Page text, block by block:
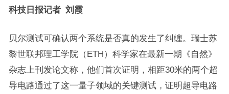
科技日报记者 刘霞
贝尔测试可确认两个系统是否真的发生了纠缠。瑞士苏
黎世联邦理工学院（ETH）科学家在最新一期《自然》
杂志上刊发论文称，他们首次证明，相距30米的两个超
导电路通过了这一量子领域的关键测试，证明超导电路